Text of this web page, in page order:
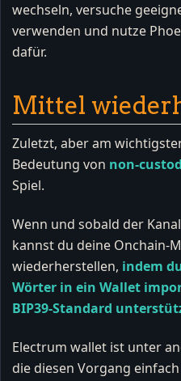
wechseln, versuche
verwenden und nutze
dafür.
Mittel
Zuletzt, aber am
Bedeutung von non-
Spiel.
Wenn und sobald der
kannst du deine Onchain-
wiederherstellen, indem
Wörter in ein Wallet
BIP39-Standard
Electrum wallet ist unter
die diesen Vorgang